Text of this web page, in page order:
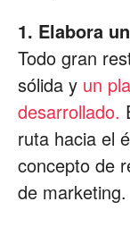
1. Elabora
Todo gran
sólida y un
desarrollado.
ruta hacia el
concepto de
de marketing.